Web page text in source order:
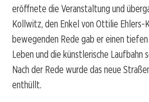
eröffnete die Veranstaltung und
Kollwitz, den Enkel von Ottilie Ehlers-
bewegenden Rede gab er einen tiefen
Leben und die künstlerische Laufbahn
Nach der Rede wurde das neue
enthüllt.